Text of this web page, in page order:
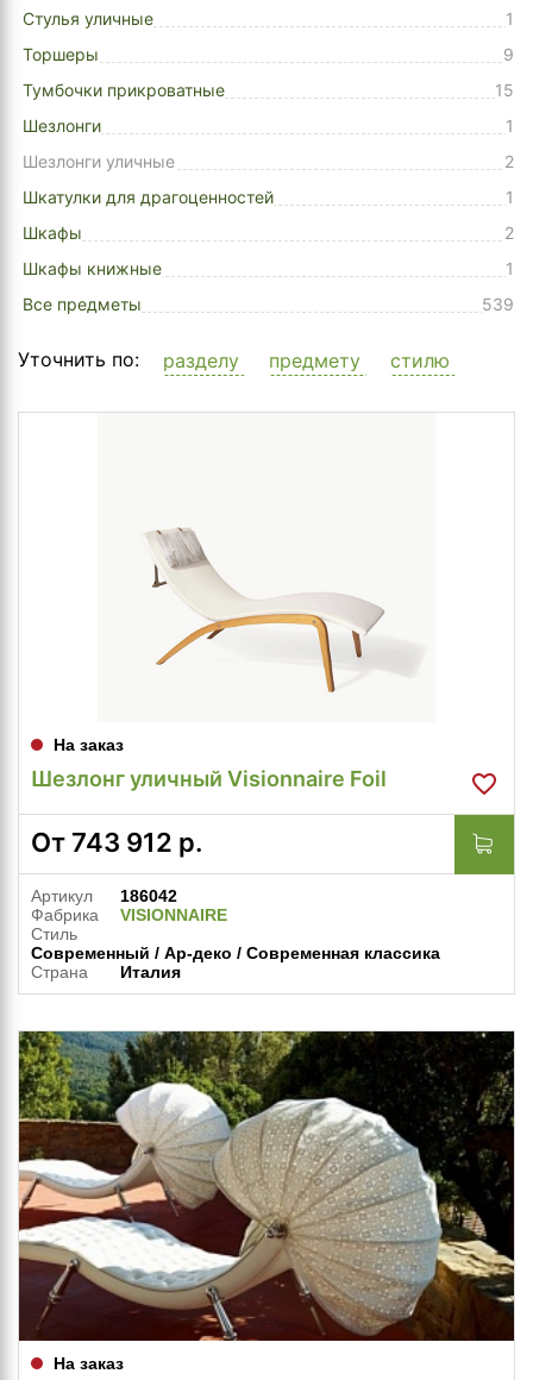
Стулья уличные
1
Торшеры
9
Тумбочки прикроватные
15
Шезлонги
1
Шезлонги уличные
2
Шкатулки для драгоценностей
1
Шкафы
2
Шкафы книжные
1
Все предметы
539
Уточнить по: разделу предмету стилю
На заказ
Шезлонг уличный Visionnaire Foil
От 743 912 р.
Артикул
186042
Фабрика
VISIONNAIRE
Стиль
Современный / Ар-деко / Современная классика
Страна
Италия
На заказ